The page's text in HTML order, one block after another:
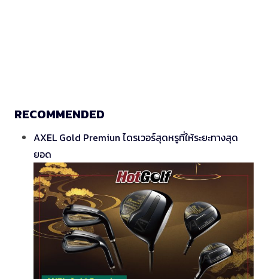
RECOMMENDED
AXEL Gold Premiun ไดรเวอร์สุดหรูที่ให้ระยะทางสุด
ยอด